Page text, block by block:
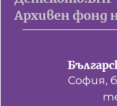
Домашен
До ре ми
Архивен фонд
София,